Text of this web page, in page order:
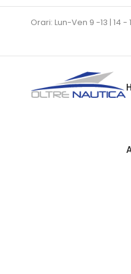
Orari: Lun-Ven 9 -13 | 14